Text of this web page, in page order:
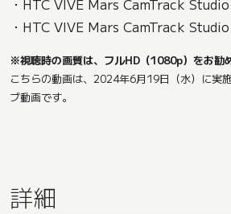
・HTC VIVE Mars CamTrack
・HTC VIVE Mars CamTrack
※視聴時の画質は、フルHD（1080p）をお勧
こちらの動画は、2024年6月19日（水）に実
ブ動画です。
詳細